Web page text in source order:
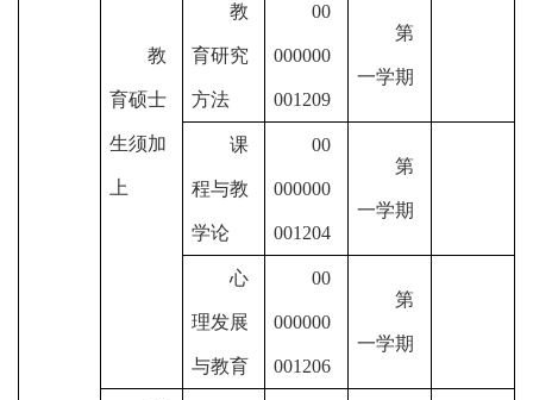
教
育硕士
生须加
上
教
育研究
方法
00
000000
001209
第
一学期
课
程与教
学论
00
000000
001204
第
一学期
心
理发展
与教育
00
000000
001206
第
一学期